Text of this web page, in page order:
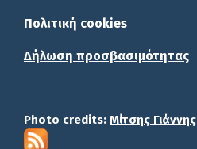
Πολιτική cookies
Δήλωση προσβασιμότητας
Photo credits: Μίτσης Γιάννης